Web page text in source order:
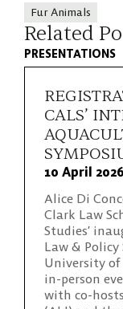
Fur Animals
Related
PRESENTATIONS
CALS’
10 April 2026
Alice Di
Clark Law
Studies’
Law & Policy
University of
in-person
with co-